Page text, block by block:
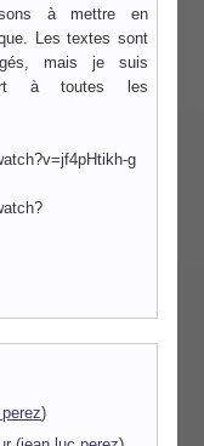
à mettre en
Les textes sont
mais je suis
à toutes les
g
)